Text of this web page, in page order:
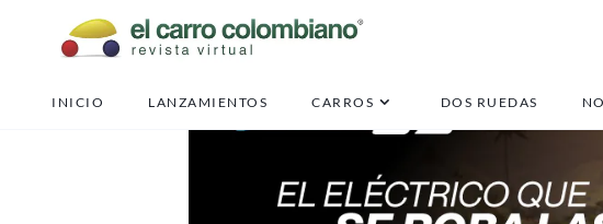
INICIO LANZAMIENTOS CARROS DOS RUEDAS